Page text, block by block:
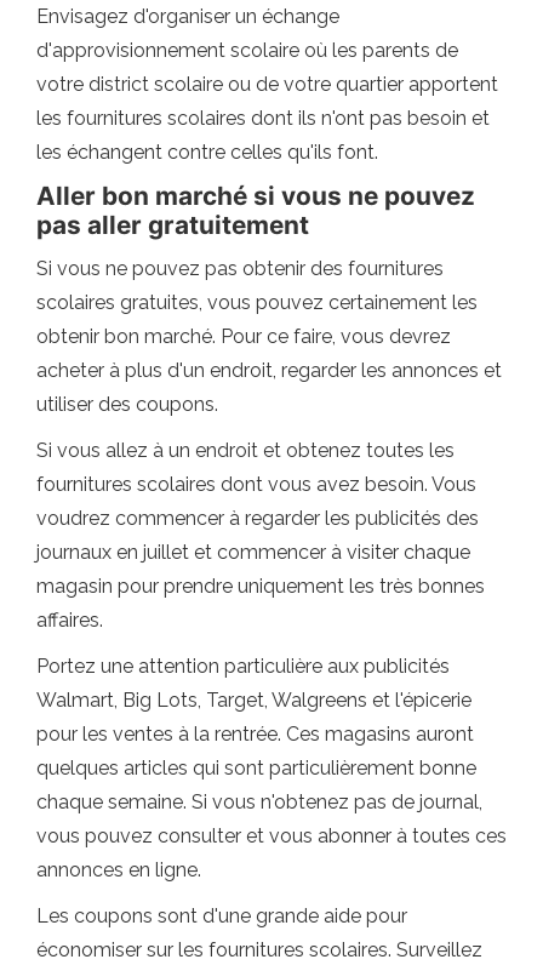
Envisagez d'organiser un échange
d'approvisionnement scolaire où les parents de
votre district scolaire ou de votre quartier apportent
les fournitures scolaires dont ils n'ont pas besoin et
les échangent contre celles qu'ils font.
Aller bon marché si vous ne pouvez
pas aller gratuitement
Si vous ne pouvez pas obtenir des fournitures
scolaires gratuites, vous pouvez certainement les
obtenir bon marché. Pour ce faire, vous devrez
acheter à plus d'un endroit, regarder les annonces et
utiliser des coupons.
Si vous allez à un endroit et obtenez toutes les
fournitures scolaires dont vous avez besoin. Vous
voudrez commencer à regarder les publicités des
journaux en juillet et commencer à visiter chaque
magasin pour prendre uniquement les très bonnes
affaires.
Portez une attention particulière aux publicités
Walmart, Big Lots, Target, Walgreens et l'épicerie
pour les ventes à la rentrée. Ces magasins auront
quelques articles qui sont particulièrement bonne
chaque semaine. Si vous n'obtenez pas de journal,
vous pouvez consulter et vous abonner à toutes ces
annonces en ligne.
Les coupons sont d'une grande aide pour
économiser sur les fournitures scolaires. Surveillez